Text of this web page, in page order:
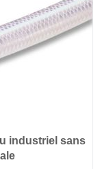
industriel sans